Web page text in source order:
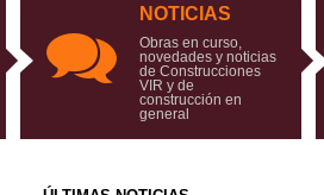
NOTICIAS
Obras en curso,
novedades y noticias
de Construcciones
VIR y de
construcción en
general
Rehabilitación
Comienzan las